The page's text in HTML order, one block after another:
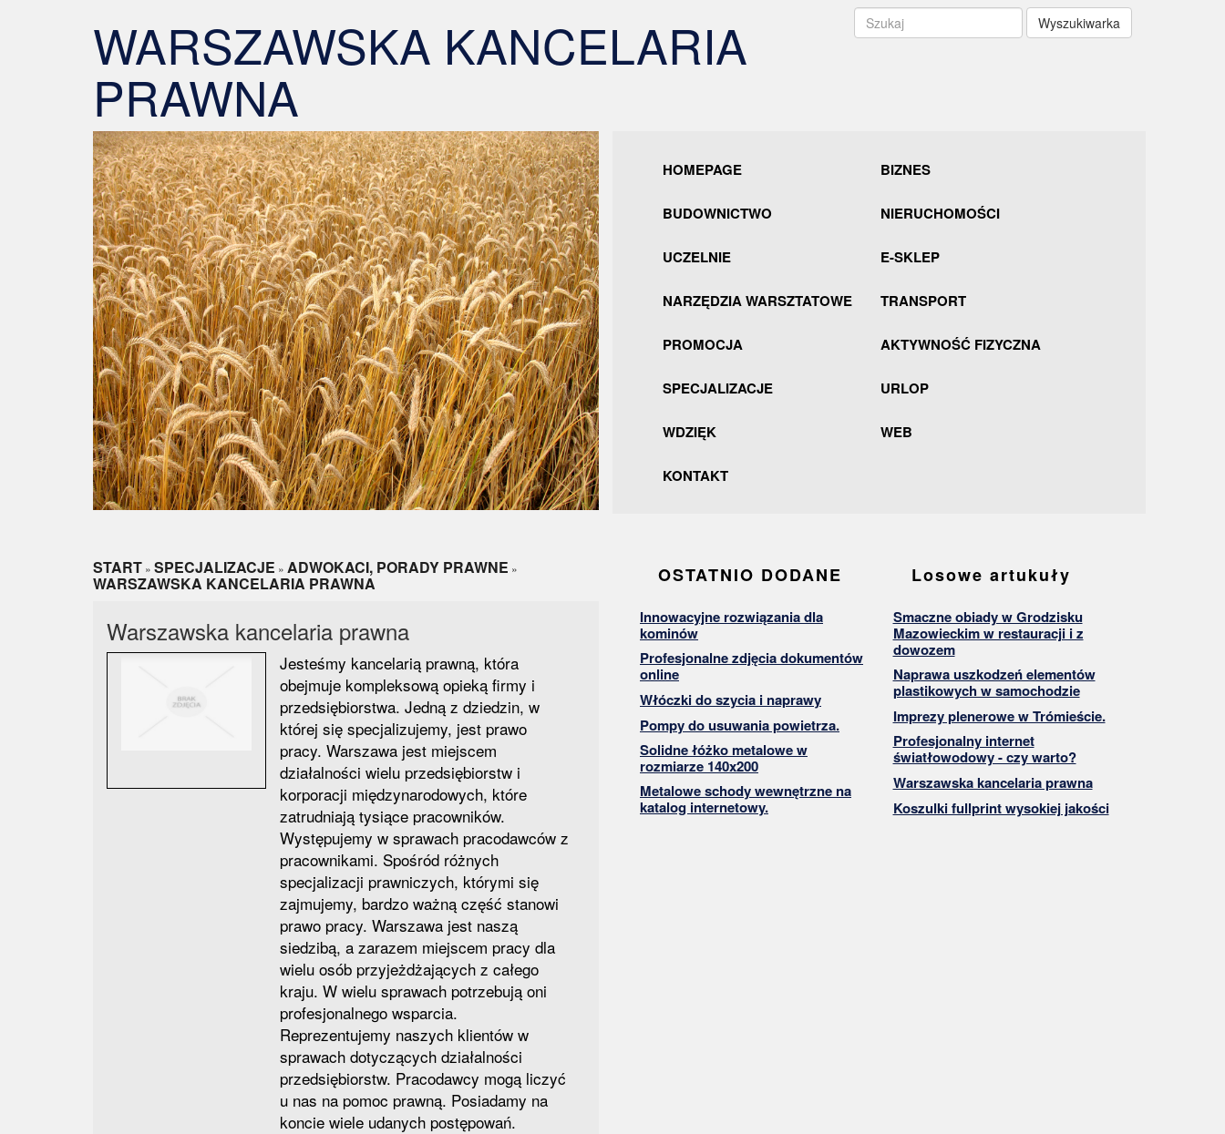
WARSZAWSKA KANCELARIA
PRAWNA
Wyszukiwarka
HOMEPAGE BIZNES
BUDOWNICTWO NIERUCHOMOŚCI
UCZELNIE E-SKLEP
NARZĘDZIA WARSZTATOWE TRANSPORT
PROMOCJA AKTYWNOŚĆ FIZYCZNA
SPECJALIZACJE URLOP
WDZIĘK WEB
KONTAKT
START » SPECJALIZACJE » ADWOKACI, PORADY PRAWNE »
WARSZAWSKA KANCELARIA PRAWNA
Warszawska kancelaria prawna
Jesteśmy kancelarią prawną, która
obejmuje kompleksową opieką firmy i
przedsiębiorstwa. Jedną z dziedzin, w
której się specjalizujemy, jest prawo
pracy. Warszawa jest miejscem
działalności wielu przedsiębiorstw i
korporacji międzynarodowych, które
zatrudniają tysiące pracowników.
Występujemy w sprawach pracodawców z
pracownikami. Spośród różnych
specjalizacji prawniczych, którymi się
zajmujemy, bardzo ważną część stanowi
prawo pracy. Warszawa jest naszą
siedzibą, a zarazem miejscem pracy dla
wielu osób przyjeżdżających z całego
kraju. W wielu sprawach potrzebują oni
profesjonalnego wsparcia.
Reprezentujemy naszych klientów w
sprawach dotyczących działalności
przedsiębiorstw. Pracodawcy mogą liczyć
u nas na pomoc prawną. Posiadamy na
koncie wiele udanych postępowań.
OSTATNIO DODANE
Innowacyjne rozwiązania dla
kominów
Profesjonalne zdjęcia dokumentów
online
Włóczki do szycia i naprawy
Pompy do usuwania powietrza.
Solidne łóżko metalowe w
rozmiarze 140x200
Metalowe schody wewnętrzne na
katalog internetowy.
Losowe artukuły
Smaczne obiady w Grodzisku
Mazowieckim w restauracji i z
dowozem
Naprawa uszkodzeń elementów
plastikowych w samochodzie
Imprezy plenerowe w Trómieście.
Profesjonalny internet
światłowodowy - czy warto?
Warszawska kancelaria prawna
Koszulki fullprint wysokiej jakości